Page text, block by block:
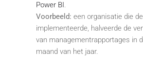
Power BI.
Voorbeeld: een organisatie die
implementeerde, halveerde de
van managementrapportages in
maand van het jaar.